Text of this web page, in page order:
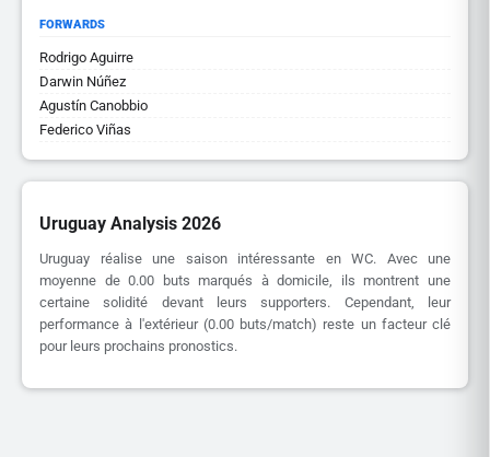
FORWARDS
Rodrigo Aguirre
Darwin Núñez
Agustín Canobbio
Federico Viñas
Uruguay Analysis 2026
Uruguay réalise une saison intéressante en WC. Avec une
moyenne de 0.00 buts marqués à domicile, ils montrent une
certaine solidité devant leurs supporters. Cependant, leur
performance à l'extérieur (0.00 buts/match) reste un facteur clé
pour leurs prochains pronostics.